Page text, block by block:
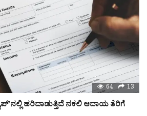
64 13
ಹರಿದಾಡುತ್ತಿದೆ ನಕಲಿ ಆದಾಯ ತೆರಿಗೆ